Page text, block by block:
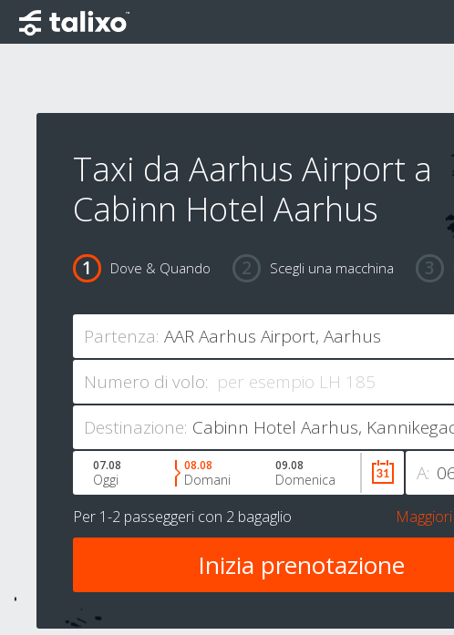
Taxi da Aarhus Airport a
Cabinn Hotel Aarhus
Dove & Quando Scegli una macchina
Partenza:
Numero di volo:
Destinazione:
A:
07.08
Oggi
08.08
Domani
09.08
Domenica
Per 1-2 passeggeri con 2 bagaglio